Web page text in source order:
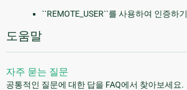
``REMOTE_USER``를 사용하여 인증하기
도움말
자주 묻는 질문
공통적인 질문에 대한 답을 FAQ에서 찾아보세요.